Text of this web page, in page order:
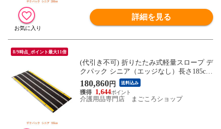
詳細を見る
8/9時点_ポイント最大11倍
(代引き不可) 折りたたみ式軽量スロープ デ
クパック シニア（エッジなし）長さ185cm
ケアメディックス (車椅子 スロープ 段差解
消スロープ 屋外用 段差スロープ 介護 スロ
ープ 介護 用 スロープ) 介護用品
180,860円 送料込み
1,644
介護用品専門店 まごころショップ